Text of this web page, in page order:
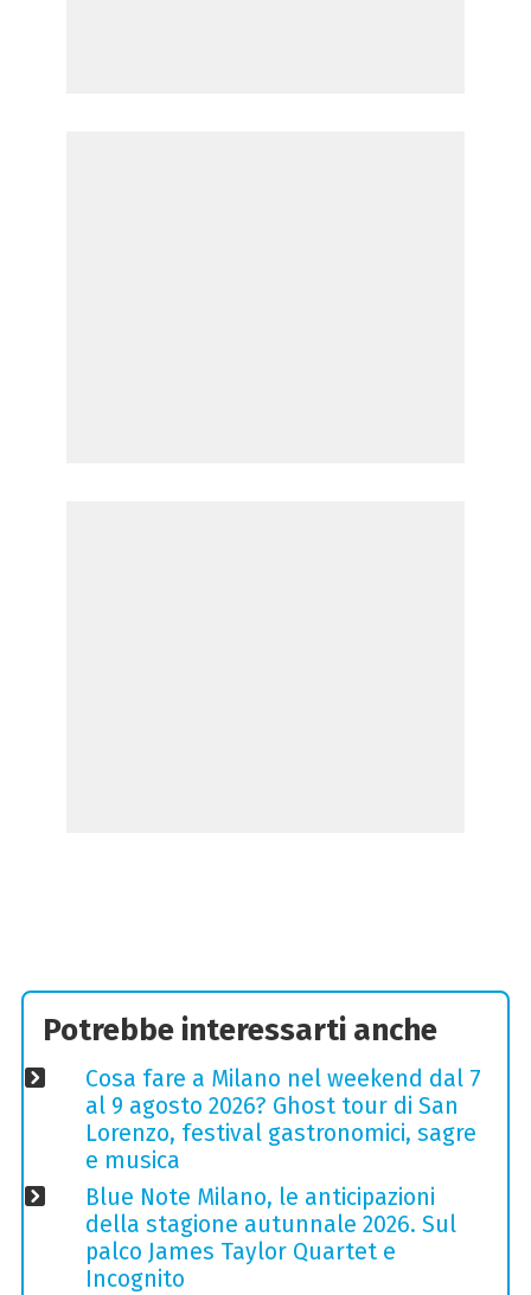
Potrebbe interessarti anche
Cosa fare a Milano nel weekend dal 7
al 9 agosto 2026? Ghost tour di San
Lorenzo, festival gastronomici, sagre
e musica
Blue Note Milano, le anticipazioni
della stagione autunnale 2026. Sul
palco James Taylor Quartet e
Incognito